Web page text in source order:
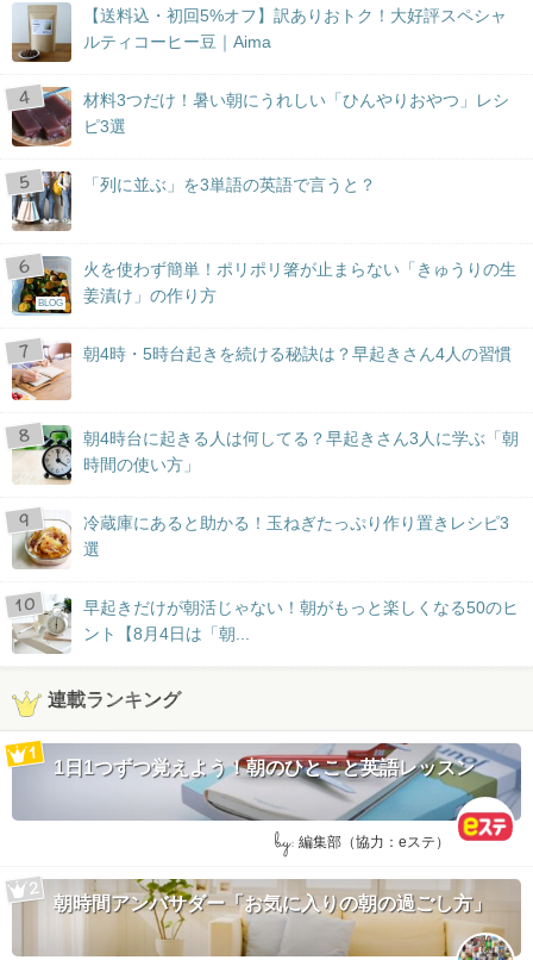
【送料込・初回5%オフ】訳ありおトク！大好評スペシャ
ルティコーヒー豆｜Aima
材料3つだけ！暑い朝にうれしい「ひんやりおやつ」レシ
ピ3選
「列に並ぶ」を3単語の英語で言うと？
BLOG
火を使わず簡単！ポリポリ箸が止まらない「きゅうりの生
姜漬け」の作り方
朝4時・5時台起きを続ける秘訣は？早起きさん4人の習慣
朝4時台に起きる人は何してる？早起きさん3人に学ぶ「朝
時間の使い方」
冷蔵庫にあると助かる！玉ねぎたっぷり作り置きレシピ3
選
早起きだけが朝活じゃない！朝がもっと楽しくなる50のヒ
ント【8月4日は「朝...
連載ランキング
1日1つずつ覚えよう！朝のひとこと英語レッスン
by: 編集部（協力：eステ）
朝時間アンバサダー「お気に入りの朝の過ごし方」